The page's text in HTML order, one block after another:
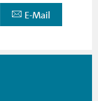
E-Mail